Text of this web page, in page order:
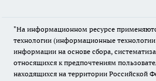
"На информационном ресурсе
технологии (информационные
информации на основе сбора,
относящихся к предпочтениям
находящихся на территории Российской